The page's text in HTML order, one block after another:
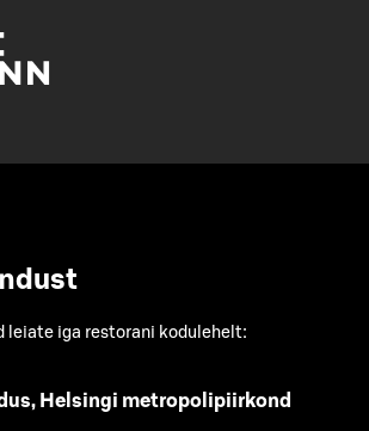
leiate iga restorani kodulehelt:
Helsingi metropolipiirkond